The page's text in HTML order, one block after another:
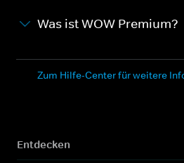
Was ist WOW Premium?
Zum Hilfe-Center für weitere
Entdecken